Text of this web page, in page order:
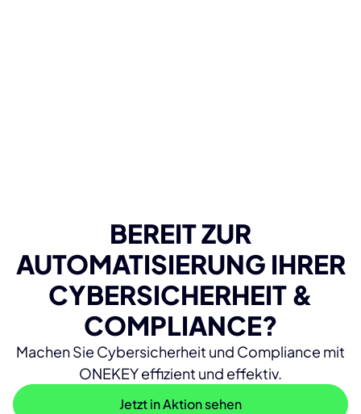
BEREIT ZUR
AUTOMATISIERUNG IHRER
CYBERSICHERHEIT &
COMPLIANCE?
Machen Sie Cybersicherheit und Compliance mit
ONEKEY effizient und effektiv.
Jetzt in Aktion sehen